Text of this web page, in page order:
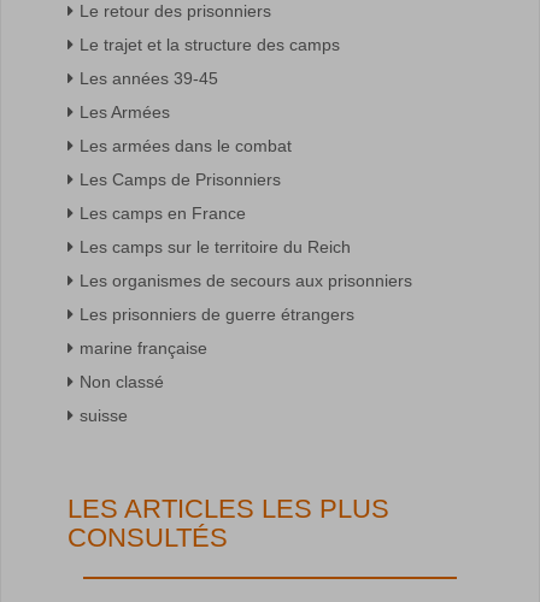
Le retour des prisonniers
Le trajet et la structure des camps
Les années 39-45
Les Armées
Les armées dans le combat
Les Camps de Prisonniers
Les camps en France
Les camps sur le territoire du Reich
Les organismes de secours aux prisonniers
Les prisonniers de guerre étrangers
marine française
Non classé
suisse
LES ARTICLES LES PLUS
CONSULTÉS